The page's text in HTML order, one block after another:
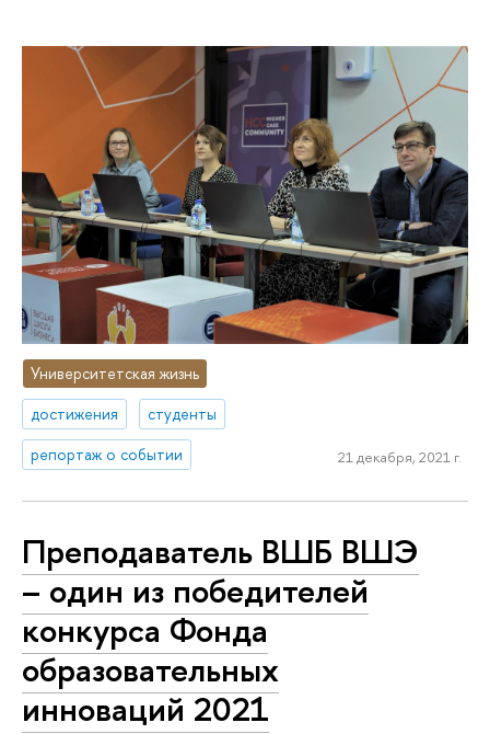
Университетская жизнь
достижения
студенты
репортаж о событии
21 декабря, 2021 г.
Преподаватель ВШБ ВШЭ
– один из победителей
конкурса Фонда
образовательных
инноваций 2021